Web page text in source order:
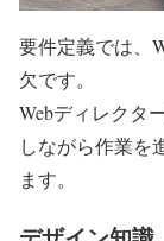
要件定義では、
欠です。
Webディレクタ
しながら作業を
ます。